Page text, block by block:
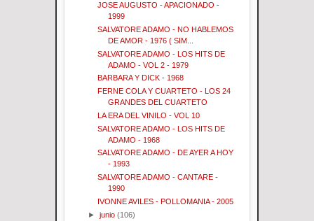
JOSE AUGUSTO - APACIONADO -
1999
SALVATORE ADAMO - NO HABLEMOS
DE AMOR - 1976 ( SIM...
SALVATORE ADAMO - LOS HITS DE
ADAMO - VOL 2 - 1979
BARBARA Y DICK - 1968
FERNE COLA Y CUARTETO - LOS 24
GRANDES DEL CUARTETO
LA ERA DEL VINILO - VOL 10
SALVATORE ADAMO - LOS HITS DE
ADAMO - 1968
SALVATORE ADAMO - DE AYER A HOY
- 1993
SALVATORE ADAMO - CANTARE -
1990
IVONNE AVILES - POLLOMANIA - 2005
►junio (106)